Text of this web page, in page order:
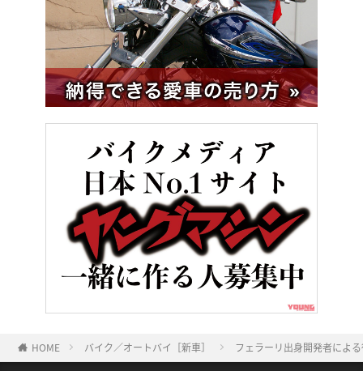
HOME バイク／オートバイ［新車］ フェラーリ出身開発者によ